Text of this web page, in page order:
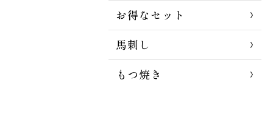
お得なセット
馬刺し
もつ焼き